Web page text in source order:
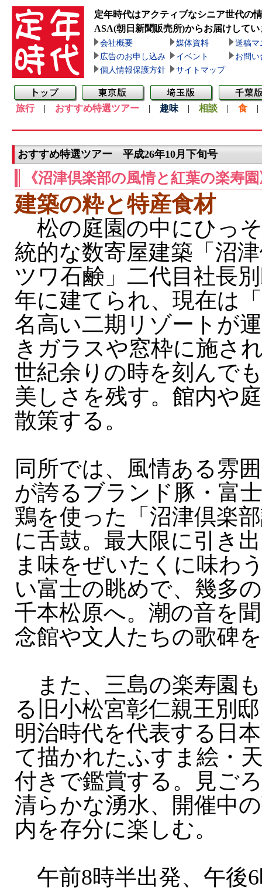
定年時代はアクティブなシニア世代の
ASA(朝日新聞販売所)からお届けしてい
会社概要 媒体資料
送稿マ
広告のお申し込み
イベント
お問い
個人情報保護方針
サイトマップ
旅行| おすすめ特選ツアー | 趣味 | 相談 | 食
おすすめ特選ツアー 平成26年10月下旬号
《沼津倶楽部の風情と紅葉の楽寿
建築の粋と特産食材
松の庭園の中にひっ
統的な数寄屋建築「沼
ツワ石鹸」二代目社長
年に建てられ、現在は
名高い二期リゾートが
きガラスや窓枠に施さ
世紀余りの時を刻んで
美しさを残す。館内や
散策する。
同所では、風情ある雰
が誇るブランド豚・富
鶏を使った「沼津倶楽
に舌鼓。最大限に引き
ま味をぜいたくに味わ
い富士の眺めで、幾多
千本松原へ。潮の音を
念館や文人たちの歌碑
また、三島の楽寿園
る旧小松宮彰仁親王別
明治時代を代表する日
て描かれたふすま絵・
付きで鑑賞する。見ご
清らかな湧水、開催中
内を存分に楽しむ。
午前8時半出発、午後